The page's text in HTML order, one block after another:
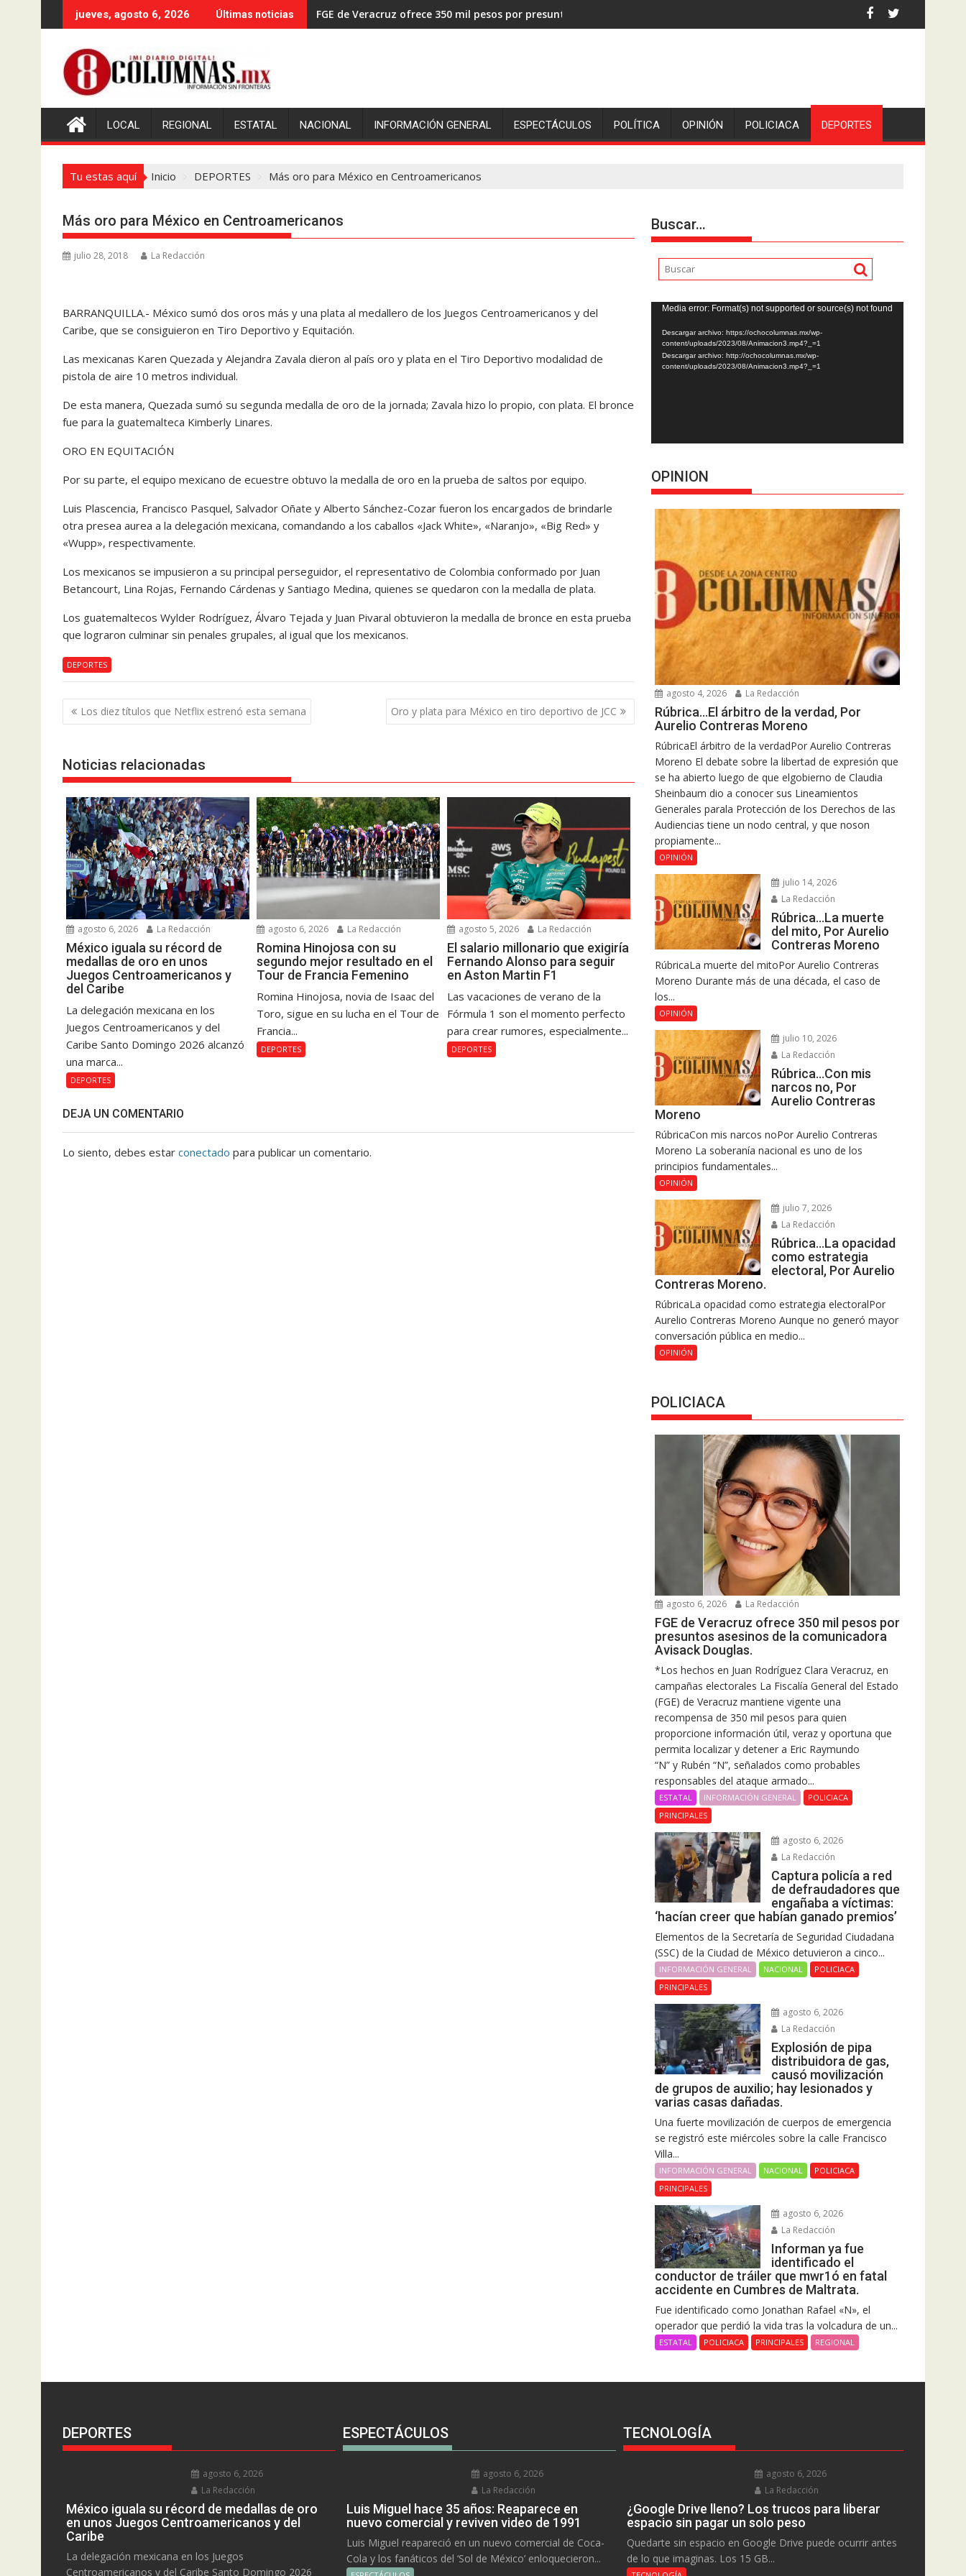
al
jueves, agosto 6, 2026 Últimas noticias FGE de Veracruz ofrece 350 mil pesos por presuntos asesinos de la comunicadora Avisack Douglas.
LOCAL REGIONAL ESTATAL NACIONAL INFORMACIÓN GENERAL ESPECTÁCULOS POLÍTICA OPINIÓN POLICIACA DEPORTES
Tu estas aquí Inicio DEPORTES Más oro para México en Centroamericanos
Más oro para México en Centroamericanos
julio 28, 2018 La Redacción
BARRANQUILLA.- México sumó dos oros más y una plata al medallero de los Juegos Centroamericanos y del
Caribe, que se consiguieron en Tiro Deportivo y Equitación.
Las mexicanas Karen Quezada y Alejandra Zavala dieron al país oro y plata en el Tiro Deportivo modalidad de
pistola de aire 10 metros individual.
De esta manera, Quezada sumó su segunda medalla de oro de la jornada; Zavala hizo lo propio, con plata. El bronce
fue para la guatemalteca Kimberly Linares.
ORO EN EQUITACIÓN
Por su parte, el equipo mexicano de ecuestre obtuvo la medalla de oro en la prueba de saltos por equipo.
Luis Plascencia, Francisco Pasquel, Salvador Oñate y Alberto Sánchez-Cozar fueron los encargados de brindarle
otra presea aurea a la delegación mexicana, comandando a los caballos «Jack White», «Naranjo», «Big Red» y
«Wupp», respectivamente.
Los mexicanos se impusieron a su principal perseguidor, el representativo de Colombia conformado por Juan
Betancourt, Lina Rojas, Fernando Cárdenas y Santiago Medina, quienes se quedaron con la medalla de plata.
Los guatemaltecos Wylder Rodríguez, Álvaro Tejada y Juan Pivaral obtuvieron la medalla de bronce en esta prueba
que lograron culminar sin penales grupales, al igual que los mexicanos.
DEPORTES
Navegación
de
Los diez títulos que Netflix estrenó esta semana Oro y plata para México en tiro deportivo de JCC
Noticias relacionadas
agosto 6, 2026 La Redacción
México iguala su récord de
medallas de oro en unos
Juegos Centroamericanos y
del Caribe
La delegación mexicana en los
Juegos Centroamericanos y del
Caribe Santo Domingo 2026 alcanzó
una marca...
DEPORTES
agosto 6, 2026 La Redacción
Romina Hinojosa con su
segundo mejor resultado en el
Tour de Francia Femenino
Romina Hinojosa, novia de Isaac del
Toro, sigue en su lucha en el Tour de
Francia...
DEPORTES
agosto 5, 2026 La Redacción
El salario millonario que exigiría
Fernando Alonso para seguir
en Aston Martin F1
Las vacaciones de verano de la
Fórmula 1 son el momento perfecto
para crear rumores, especialmente...
DEPORTES
DEJA UN COMENTARIO
Lo siento, debes estar conectado para publicar un comentario.
Buscar…
Reproductor
de
vídeo
Media error: Format(s) not supported or source(s) not found
Descargar archivo: https://ochocolumnas.mx/wp-
content/uploads/2023/08/Animacion3.mp4?_=1
Descargar archivo: http://ochocolumnas.mx/wp-
content/uploads/2023/08/Animacion3.mp4?_=1
OPINION
agosto 4, 2026 La Redacción
Rúbrica…El árbitro de la verdad, Por
Aurelio Contreras Moreno
RúbricaEl árbitro de la verdadPor Aurelio Contreras
Moreno El debate sobre la libertad de expresión que
se ha abierto luego de que elgobierno de Claudia
Sheinbaum dio a conocer sus Lineamientos
Generales parala Protección de los Derechos de las
Audiencias tiene un nodo central, y que noson
propiamente...
OPINIÓN
julio 14, 2026
La Redacción
Rúbrica…La muerte
del mito, Por Aurelio
Contreras Moreno
RúbricaLa muerte del mitoPor Aurelio Contreras
Moreno Durante más de una década, el caso de
los...
OPINIÓN
julio 10, 2026
La Redacción
Rúbrica…Con mis
narcos no, Por
Aurelio Contreras
Moreno
RúbricaCon mis narcos noPor Aurelio Contreras
Moreno La soberanía nacional es uno de los
principios fundamentales...
OPINIÓN
julio 7, 2026
La Redacción
Rúbrica…La opacidad
como estrategia
electoral, Por Aurelio
Contreras Moreno.
RúbricaLa opacidad como estrategia electoralPor
Aurelio Contreras Moreno Aunque no generó mayor
conversación pública en medio...
OPINIÓN
POLICIACA
agosto 6, 2026 La Redacción
FGE de Veracruz ofrece 350 mil pesos por
presuntos asesinos de la comunicadora
Avisack Douglas.
*Los hechos en Juan Rodríguez Clara Veracruz, en
campañas electorales La Fiscalía General del Estado
(FGE) de Veracruz mantiene vigente una
recompensa de 350 mil pesos para quien
proporcione información útil, veraz y oportuna que
permita localizar y detener a Eric Raymundo
“N” y Rubén “N”, señalados como probables
responsables del ataque armado...
ESTATAL INFORMACIÓN GENERAL
POLICIACA
PRINCIPALES
agosto 6, 2026
La Redacción
Captura policía a red
de defraudadores que
engañaba a víctimas:
‘hacían creer que habían ganado premios’
Elementos de la Secretaría de Seguridad Ciudadana
(SSC) de la Ciudad de México detuvieron a cinco...
INFORMACIÓN GENERAL NACIONAL
POLICIACA
PRINCIPALES
agosto 6, 2026
La Redacción
Explosión de pipa
distribuidora de gas,
causó movilización
de grupos de auxilio; hay lesionados y
varias casas dañadas.
Una fuerte movilización de cuerpos de emergencia
se registró este miércoles sobre la calle Francisco
Villa...
INFORMACIÓN GENERAL NACIONAL
POLICIACA
PRINCIPALES
agosto 6, 2026
La Redacción
Informan ya fue
identificado el
conductor de tráiler que mwr1ó en fatal
accidente en Cumbres de Maltrata.
Fue identificado como Jonathan Rafael «N», el
operador que perdió la vida tras la volcadura de un...
ESTATAL POLICIACA PRINCIPALES REGIONAL
DEPORTES
agosto 6, 2026
La Redacción
México iguala su récord de medallas de oro
en unos Juegos Centroamericanos y del
Caribe
La delegación mexicana en los Juegos
Centroamericanos y del Caribe Santo Domingo 2026
ESPECTÁCULOS
agosto 6, 2026
La Redacción
Luis Miguel hace 35 años: Reaparece en
nuevo comercial y reviven video de 1991
Luis Miguel reapareció en un nuevo comercial de Coca-
Cola y los fanáticos del ‘Sol de México’ enloquecieron...
TECNOLOGÍA
agosto 6, 2026
La Redacción
¿Google Drive lleno? Los trucos para liberar
espacio sin pagar un solo peso
Quedarte sin espacio en Google Drive puede ocurrir antes
de lo que imaginas. Los 15 GB...